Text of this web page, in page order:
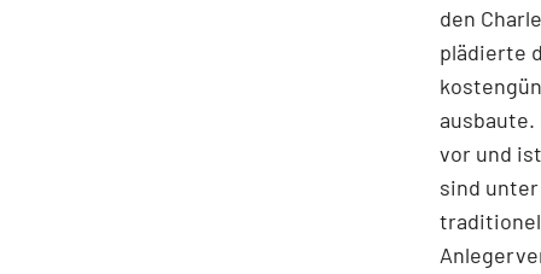
den
plädierte
vor und
sind